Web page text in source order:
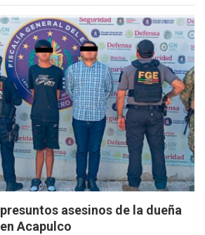
asesinos de la dueña
Acapulco